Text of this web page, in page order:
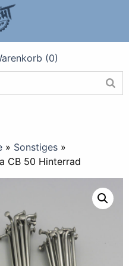
(0)
» Sonstiges »
CB 50 Hinterrad